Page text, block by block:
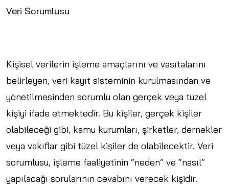
Veri Sorumlusu
Kişisel verilerin işleme amaçlarını ve vasıtalarını
belirleyen, veri kayıt sisteminin kurulmasından ve
yönetilmesinden sorumlu olan gerçek veya tüzel
kişiyi ifade etmektedir. Bu kişiler, gerçek kişiler
olabileceği gibi, kamu kurumları, şirketler, dernekler
veya vakıflar gibi tüzel kişiler de olabilecektir. Veri
sorumlusu, işleme faaliyetinin “neden” ve “nasıl”
yapılacağı sorularının cevabını verecek kişidir.